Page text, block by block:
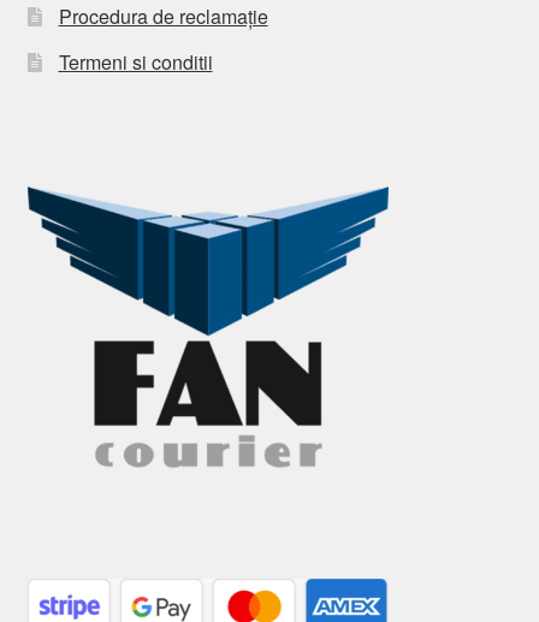
Procedura de reclamație
Termeni si conditii